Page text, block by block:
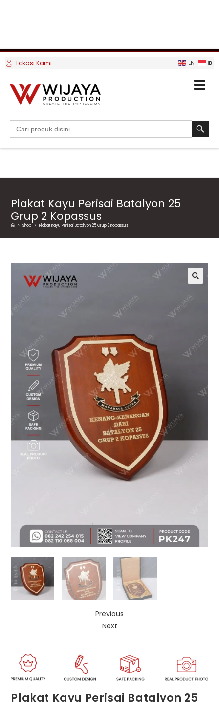
Lokasi Kami EN ID
Search
for:
SEARCH
Plakat Kayu Perisai Batalyon 25
Grup 2 Kopassus
> Shop > Plakat Kayu Perisai Batalyon 25 Grup 2 Kopassus
Previous
Next
Plakat Kayu Perisai Batalyon 25